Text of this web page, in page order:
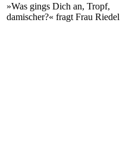
»Was gings Dich an, Tropf,
damischer?« fragt Frau Riedel